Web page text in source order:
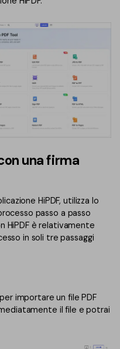
una firma
HiPDF, utilizza lo
passo a passo
HiPDF è relativamente
in soli tre passaggi
importare un file PDF
il file e potrai